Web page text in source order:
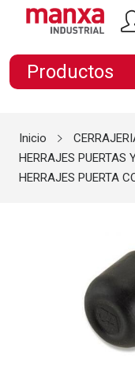
Productos
Inicio
HERRAJES PUERTAS
HERRAJES PUERTA